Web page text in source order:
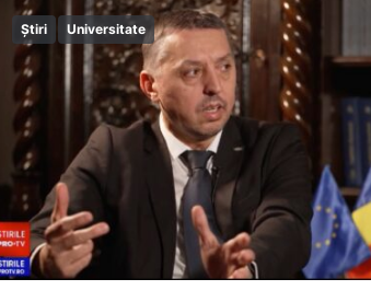
Știri Universitate